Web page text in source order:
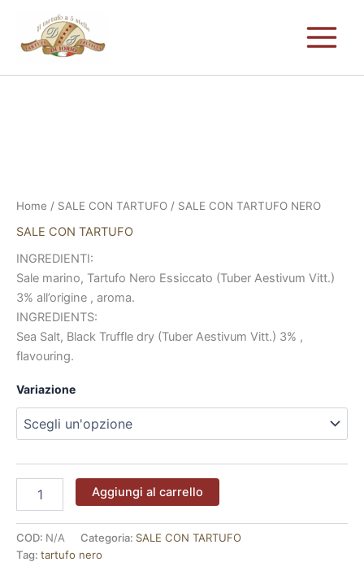
contenuto
Home / SALE CON TARTUFO / SALE CON TARTUFO NERO
SALE CON TARTUFO
INGREDIENTI:
Sale marino, Tartufo Nero Essiccato (Tuber Aestivum Vitt.)
3% all’origine , aroma.
INGREDIENTS:
Sea Salt, Black Truffle dry (Tuber Aestivum Vitt.) 3% ,
flavouring.
Variazione
Aggiungi al carrello
COD: N/A Categoria: SALE CON TARTUFO
Tag: tartufo nero